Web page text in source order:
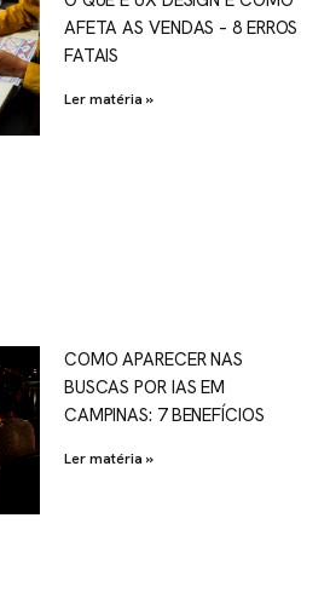
AFETA AS VENDAS – 8 ERROS
FATAIS
Ler matéria »
COMO APARECER NAS
BUSCAS POR IAS EM
CAMPINAS: 7 BENEFÍCIOS
Ler matéria »